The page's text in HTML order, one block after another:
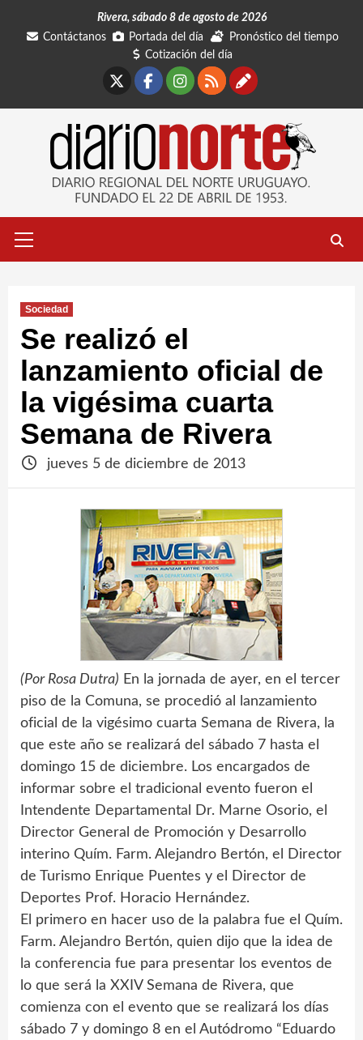
Rivera, sábado 8 de agosto de 2026
Contáctanos
Portada del día
Pronóstico del tiempo
Cotización del día
Facebook
Instagram
RSSContáctanos
primario
Sociedad
Se realizó el
lanzamiento oficial de
la vigésima cuarta
Semana de Rivera
jueves 5 de diciembre de 2013
(Por Rosa Dutra) En la jornada de ayer, en el tercer
piso de la Comuna, se procedió al lanzamiento
oficial de la vigésimo cuarta Semana de Rivera, la
que este año se realizará del sábado 7 hasta el
domingo 15 de diciembre. Los encargados de
informar sobre el tradicional evento fueron el
Intendente Departamental Dr. Marne Osorio, el
Director General de Promoción y Desarrollo
interino Quím. Farm. Alejandro Bertón, el Director
de Turismo Enrique Puentes y el Director de
Deportes Prof. Horacio Hernández.
El primero en hacer uso de la palabra fue el Quím.
Farm. Alejandro Bertón, quien dijo que la idea de
la conferencia fue para presentar los eventos de
lo que será la XXIV Semana de Rivera, que
comienza con el evento que se realizará los días
sábado 7 y domingo 8 en el Autódromo “Eduardo